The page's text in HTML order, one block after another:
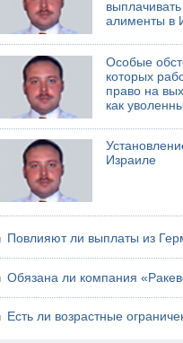
хуситов
алименты в
Особые
которых
право на
как
Израиле
Повлияют ли выплаты из
Обязана ли компания
Есть ли возрастные